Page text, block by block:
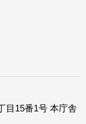
目15番1号 本庁舎